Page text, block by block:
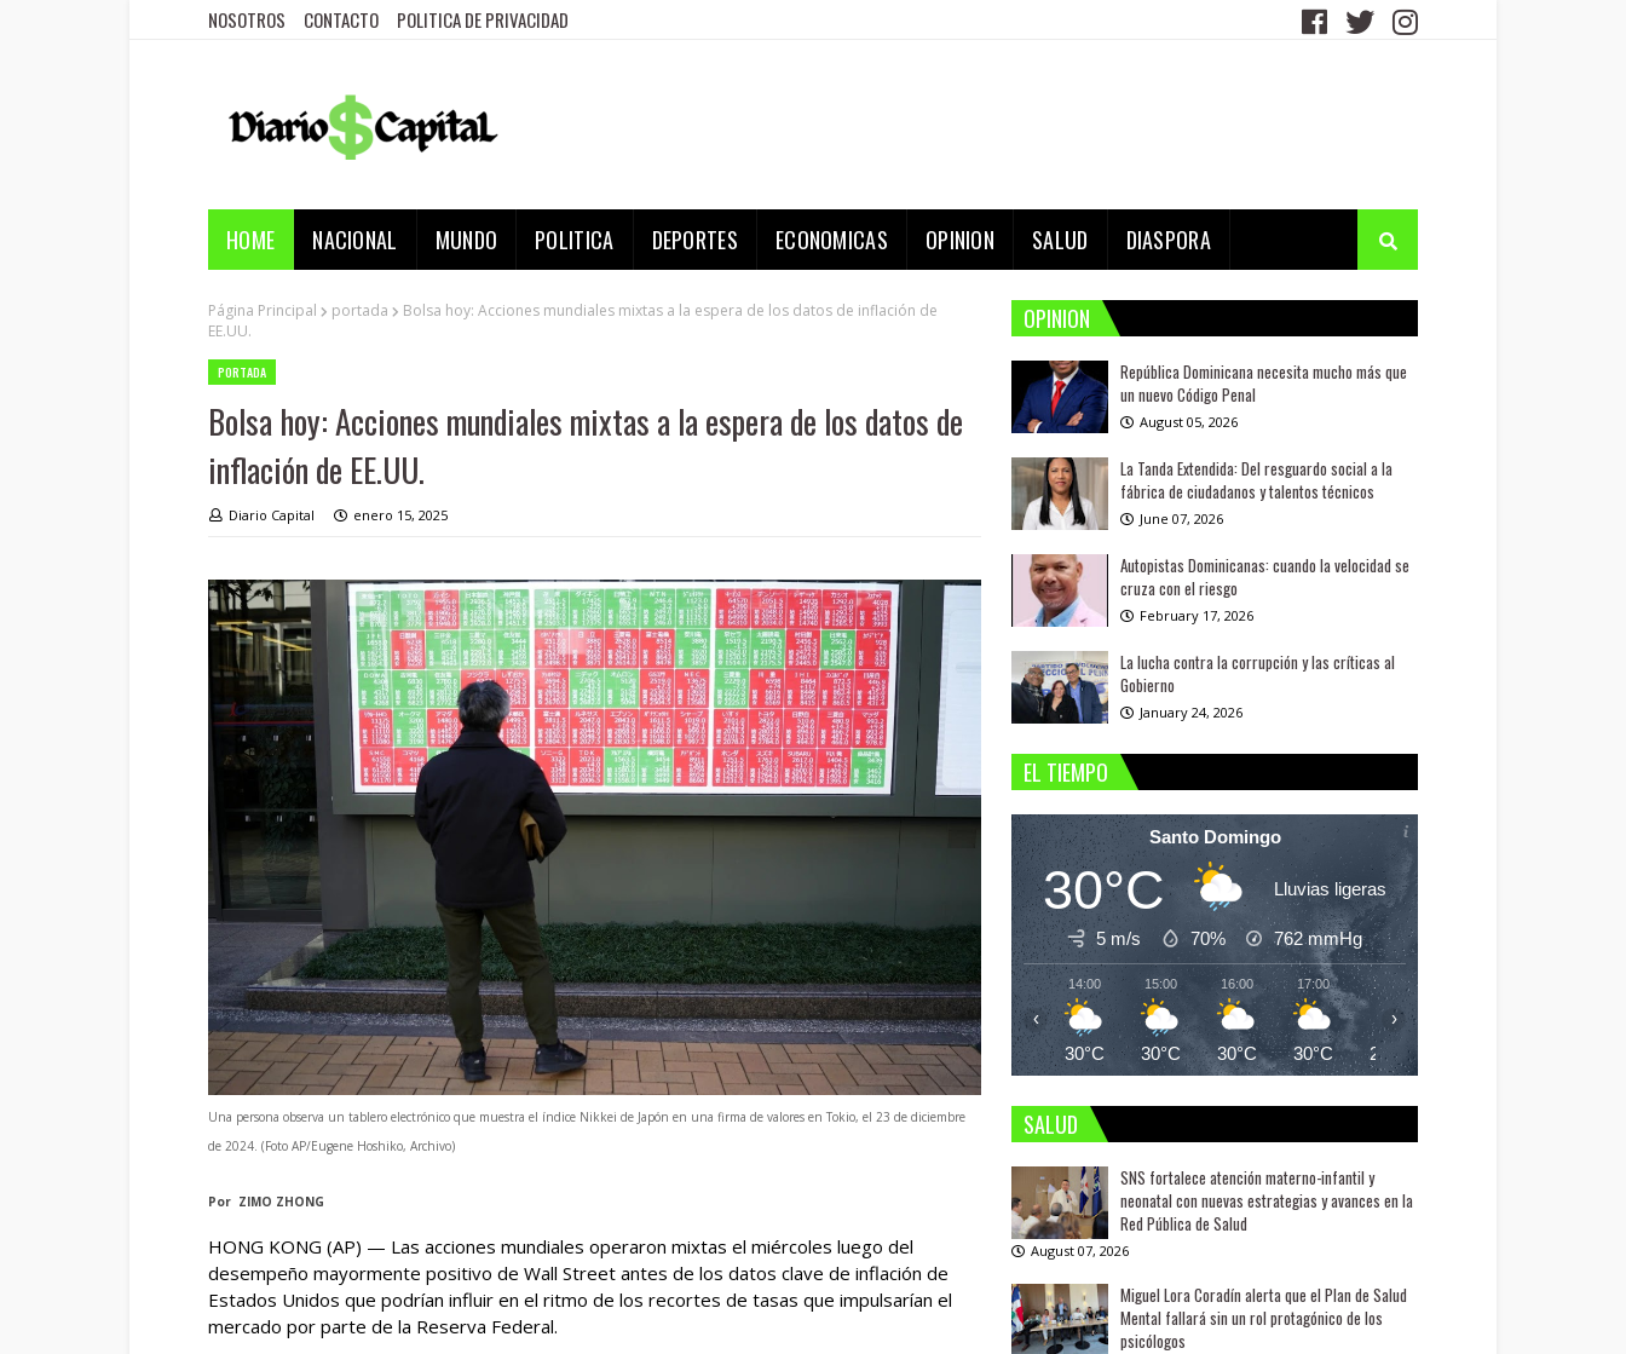
NOSOTROS CONTACTO POLITICA DE PRIVACIDAD
HOME NACIONAL MUNDO POLITICA DEPORTES ECONOMICAS OPINION SALUD DIASPORA
Página Principal portada
Bolsa hoy: Acciones mundiales mixtas a la espera de los datos de inflación de
EE.UU.
PORTADA
Bolsa hoy: Acciones mundiales mixtas a la espera de los datos de
inflación de EE.UU.
Diario Capital enero 15, 2025
Una persona observa un tablero electrónico que muestra el índice Nikkei de Japón en una firma de valores en Tokio, el 23 de diciembre
de 2024. (Foto AP/Eugene Hoshiko, Archivo)
Por ZIMO ZHONG
HONG KONG (AP) — Las acciones mundiales operaron mixtas el miércoles luego del
desempeño mayormente positivo de Wall Street antes de los datos clave de inflación de
Estados Unidos que podrían influir en el ritmo de los recortes de tasas que impulsarían el
mercado por parte de la Reserva Federal.
OPINION
República Dominicana necesita mucho más que
un nuevo Código Penal
August 05, 2026
La Tanda Extendida: Del resguardo social a la
fábrica de ciudadanos y talentos técnicos
June 07, 2026
Autopistas Dominicanas: cuando la velocidad se
cruza con el riesgo
February 17, 2026
La lucha contra la corrupción y las críticas al
Gobierno
January 24, 2026
EL TIEMPO
Santo Domingo
30°C Lluvias ligeras
5 m/s 70% 762mmHg
14:00
30°C
15:00
30°C
16:00
30°C
17:00
30°C
18:00
29°C
‹ ›
SALUD
SNS fortalece atención materno-infantil y
neonatal con nuevas estrategias y avances en la
Red Pública de Salud
August 07, 2026
Miguel Lora Coradín alerta que el Plan de Salud
Mental fallará sin un rol protagónico de los
psicólogos